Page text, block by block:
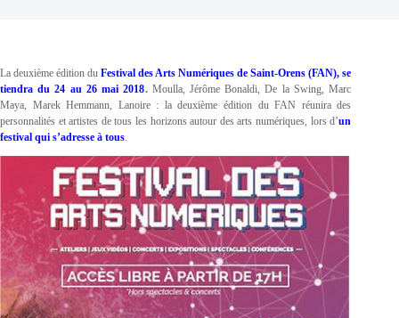
La deuxième édition duFestival des Arts Numériques de Saint-Orens (FAN), se
tiendra du 24 au 26 mai 2018.Moulla, Jérôme Bonaldi, De la Swing, Marc
Maya, Marek Hemmann, Lanoire : la deuxième édition du FAN réunira des
personnalités et artistes de tous les horizons autour des arts numériques, lors d’un
festival qui s’adresse à tous.